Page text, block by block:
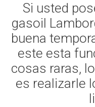
Si usted
gasoil
buena
este esta
cosas raras,
es realizarle